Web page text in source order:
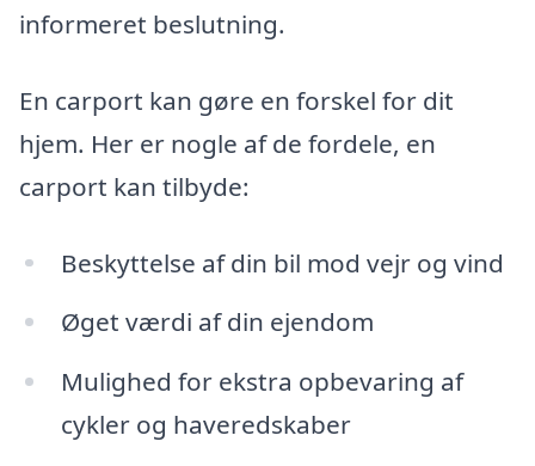
informeret beslutning.
En carport kan gøre en forskel for dit
hjem. Her er nogle af de fordele, en
carport kan tilbyde:
Beskyttelse af din bil mod vejr og vind
Øget værdi af din ejendom
Mulighed for ekstra opbevaring af
cykler og haveredskaber